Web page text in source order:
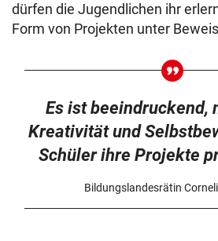
dürfen die Jugendlichen ihr
Form von Projekten unter
Es ist beeindruckend,
Kreativität und
Schüler ihre Projekte
Bildungslandesrätin